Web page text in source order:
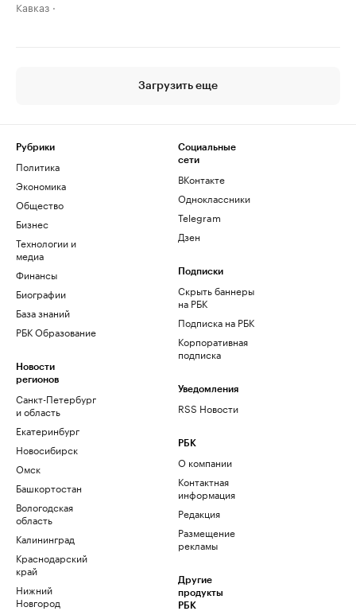
Кавказ
Загрузить еще
Рубрики
Политика
Экономика
Общество
Бизнес
Технологии и
медиа
Финансы
Биографии
База знаний
РБК Образование
Новости
регионов
Санкт-Петербург
и область
Екатеринбург
Новосибирск
Омск
Башкортостан
Вологодская
область
Калининград
Краснодарский
край
Нижний
Новгород
Социальные
сети
ВКонтакте
Одноклассники
Telegram
Дзен
Подписки
Скрыть баннеры
на РБК
Подписка на РБК
Корпоративная
подписка
Уведомления
RSS Новости
РБК
О компании
Контактная
информация
Редакция
Размещение
рекламы
Другие
продукты
РБК